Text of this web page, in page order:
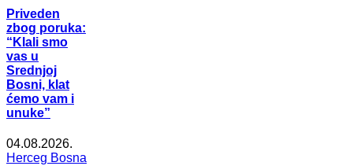
Priveden
zbog poruka:
“Klali smo
vas u
Srednjoj
Bosni, klat
ćemo vam i
unuke”
04.08.2026.
Herceg Bosna